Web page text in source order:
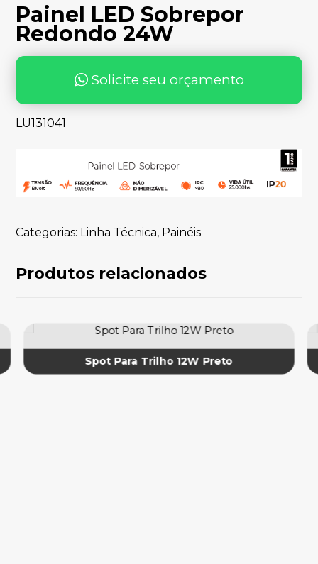
Painel LED Sobrepor
Redondo 24W
Solicite seu orçamento
LU131041
Categorias: Linha Técnica, Painéis
Produtos relacionados
Spot Para Trilho 12W Preto